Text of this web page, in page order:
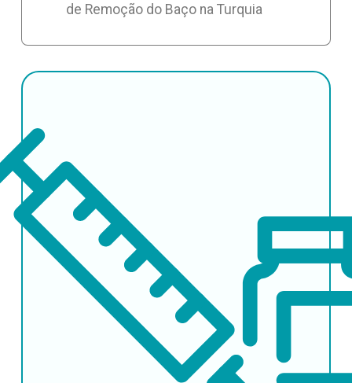
de Remoção do Baço na Turquia